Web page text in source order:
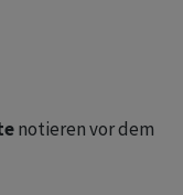
notieren vor dem